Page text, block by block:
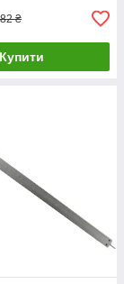
₴
Купити